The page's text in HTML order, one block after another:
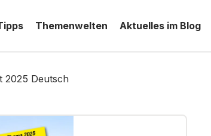
Themenwelten Aktuelles im Blog
2025 Deutsch